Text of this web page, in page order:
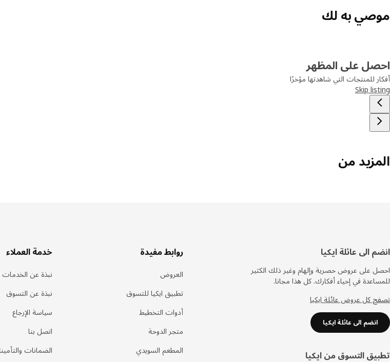
موصي به لك
احصل على المظهر
أفكار للمنتجات التي شاهدتها مؤخرًا
Skip listing
المزيد من
أسفل
الصفحة
انضم الى عائلة ايكيا
احصل على عروض حصرية وإلهام وغير ذلك الكثير
للمساعدة في إحياء أفكارك. كل هذا مجانا.
تصفح كل عروض عائلة ايكيا
انضم الى عائلة ايكيا
تطبيق التسوق من ايكيا
روابط مفيدة
العروض
تطبيق ايكيا للتسوق
أدوات التخطيط
متجر الدوحة
المطعم السويدي
خدمة العملاء
نبذة عن الخدمات
نبذة عن التسوق
سياسة الإرجاع
اتصل بنا
الضمانات